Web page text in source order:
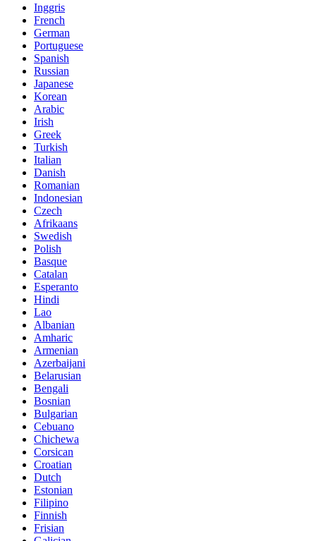
Inggris
French
German
Portuguese
Spanish
Russian
Japanese
Korean
Arabic
Irish
Greek
Turkish
Italian
Danish
Romanian
Indonesian
Czech
Afrikaans
Swedish
Polish
Basque
Catalan
Esperanto
Hindi
Lao
Albanian
Amharic
Armenian
Azerbaijani
Belarusian
Bengali
Bosnian
Bulgarian
Cebuano
Chichewa
Corsican
Croatian
Dutch
Estonian
Filipino
Finnish
Frisian